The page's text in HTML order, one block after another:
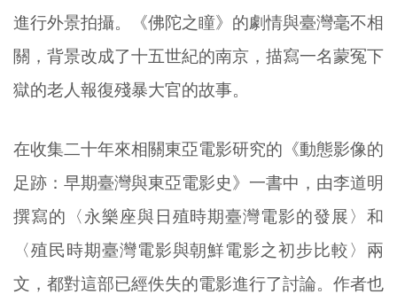
進行外景拍攝。《佛陀之瞳》的劇情與臺灣毫不相
關，背景改成了十五世紀的南京，描寫一名蒙冤下
獄的老人報復殘暴大官的故事。
在收集二十年來相關東亞電影研究的《動態影像的
足跡：早期臺灣與東亞電影史》一書中，由李道明
撰寫的〈永樂座與日殖時期臺灣電影的發展〉和
〈殖民時期臺灣電影與朝鮮電影之初步比較〉兩
文，都對這部已經佚失的電影進行了討論。作者也